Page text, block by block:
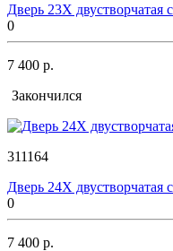
Дверь 23Х двустворчатая
0
7 400 р.
Закончился
311164
Дверь 24Х двустворчатая
0
7 400 р.